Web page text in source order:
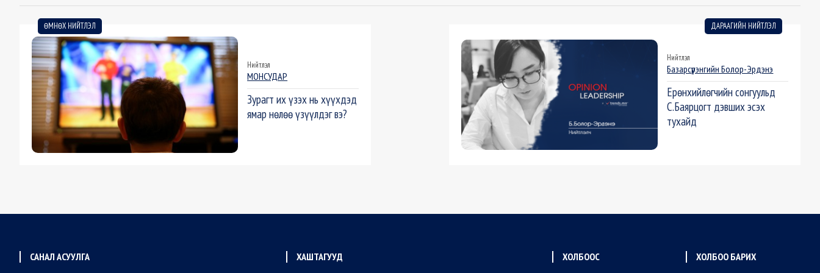
ӨМНӨХ НИЙТЛЭЛ
Нийтлэл
МОНСУДАР
Зурагт их үзэх нь хүүхдэд
ямар нөлөө үзүүлдэг вэ?
ДАРААГИЙН НИЙТЛЭЛ
Нийтлэл
Базарсүрэнгийн Болор-Эрдэнэ
Ерөнхийлөгчийн сонгуульд
С.Баярцогт дэвших эсэх
тухайд
САНАЛ АСУУЛГА ХАШТАГУУД ХОЛБООС ХОЛБОО БАРИХ